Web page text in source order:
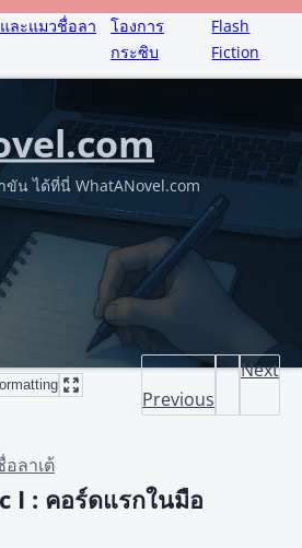
ละแมวชื่อลา
โองการ
กระซิบ
Flash
Fiction
น ได้ที่นี่ WhatANovel.com
Previous
Next
ลาเต้
I : คอร์ดแรกในมือ